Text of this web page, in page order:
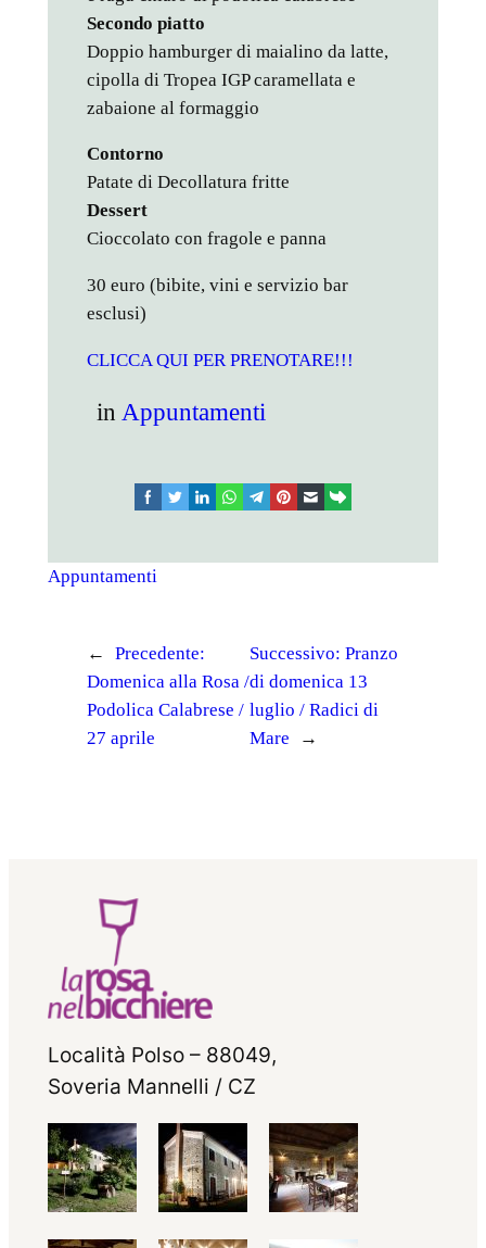
Secondo piatto
Doppio hamburger di maialino da latte,
cipolla di Tropea IGP caramellata e
zabaione al formaggio
Contorno
Patate di Decollatura fritte
Dessert
Cioccolato con fragole e panna
30 euro (bibite, vini e servizio bar
esclusi)
CLICCA QUI PER PRENOTARE!!!
in Appuntamenti
facebooktwitterlinkedinwhatsapptelegram
pinterest email link
Appuntamenti
←
Precedente:
Domenica alla Rosa /
Podolica Calabrese /
27 aprile
Successivo:Pranzo
di domenica 13
luglio / Radici di
Mare
→
Località Polso – 88049,
Soveria Mannelli / CZ